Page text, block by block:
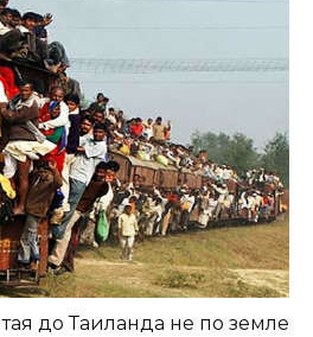
до Таиланда не по земле